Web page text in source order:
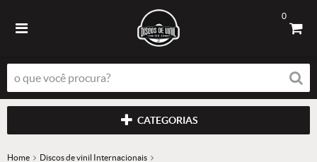
0
CATEGORIAS
Home
Discos de vinil Internacionais